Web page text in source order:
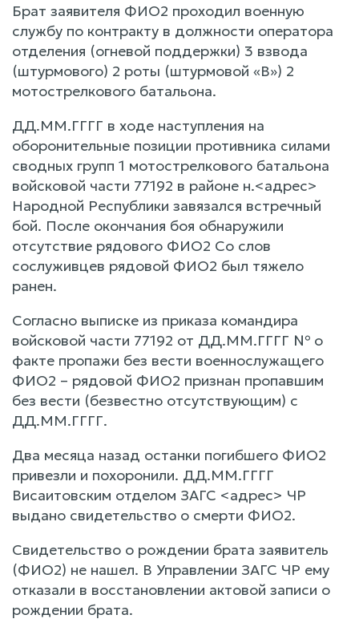
Брат заявителя ФИО2 проходил военную
службу по контракту в должности оператора
отделения (огневой поддержки) 3 взвода
(штурмового) 2 роты (штурмовой «В») 2
мотострелкового батальона.
ДД.ММ.ГГГГ в ходе наступления на
оборонительные позиции противника силами
сводных групп 1 мотострелкового батальона
войсковой части 77192 в районе н.<адрес>
Народной Республики завязался встречный
бой. После окончания боя обнаружили
отсутствие рядового ФИО2 Со слов
сослуживцев рядовой ФИО2 был тяжело
ранен.
Согласно выписке из приказа командира
войсковой части 77192 от ДД.ММ.ГГГГ № о
факте пропажи без вести военнослужащего
ФИО2 – рядовой ФИО2 признан пропавшим
без вести (безвестно отсутствующим) с
ДД.ММ.ГГГГ.
Два месяца назад останки погибшего ФИО2
привезли и похоронили. ДД.ММ.ГГГГ
Висаитовским отделом ЗАГС <адрес> ЧР
выдано свидетельство о смерти ФИО2.
Свидетельство о рождении брата заявитель
(ФИО2) не нашел. В Управлении ЗАГС ЧР ему
отказали в восстановлении актовой записи о
рождении брата.